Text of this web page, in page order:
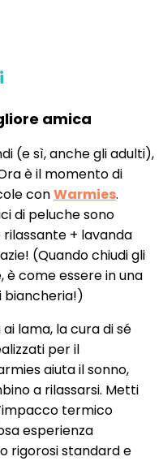
amica
(e sì, anche gli adulti),
è il momento di
conWarmies.
di peluche sono
+ lavanda
(Quando chiudi gli
come essere in una
biancheria!)
lama, la cura di sé
per il
aiuta il sonno,
a rilassarsi. Metti
termico
esperienza
rigorosi standard e